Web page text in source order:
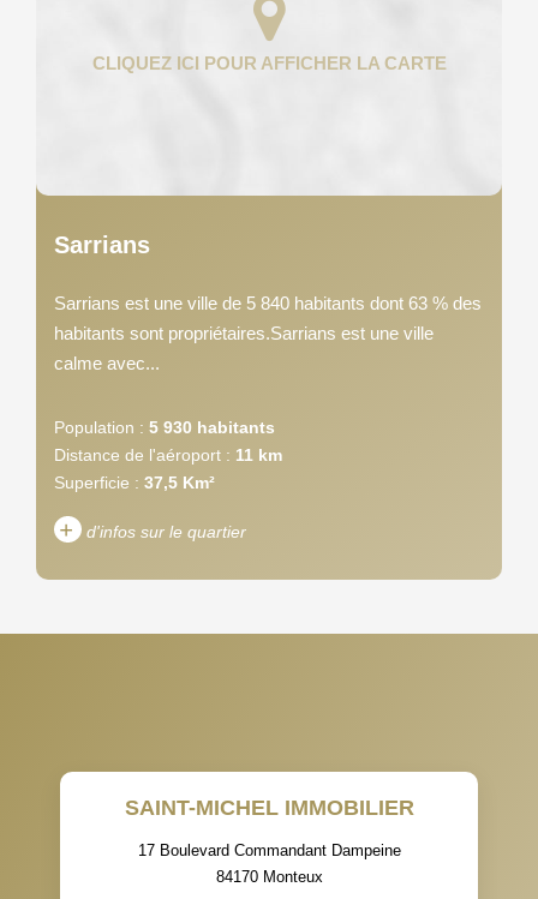
Sarrians
Sarrians est une ville de 5 840 habitants dont 63 % des
habitants sont propriétaires.Sarrians est une ville
calme avec...
Population : 5 930 habitants
Distance de l'aéroport : 11 km
Superficie : 37,5 Km²
+ d'infos sur le quartier
TAXE FONCIÈRE
PART DES MÉNAGES SANS
VOITURE
SAINT-MICHEL IMMOBILIER
17 Boulevard Commandant Dampeine
84170 Monteux